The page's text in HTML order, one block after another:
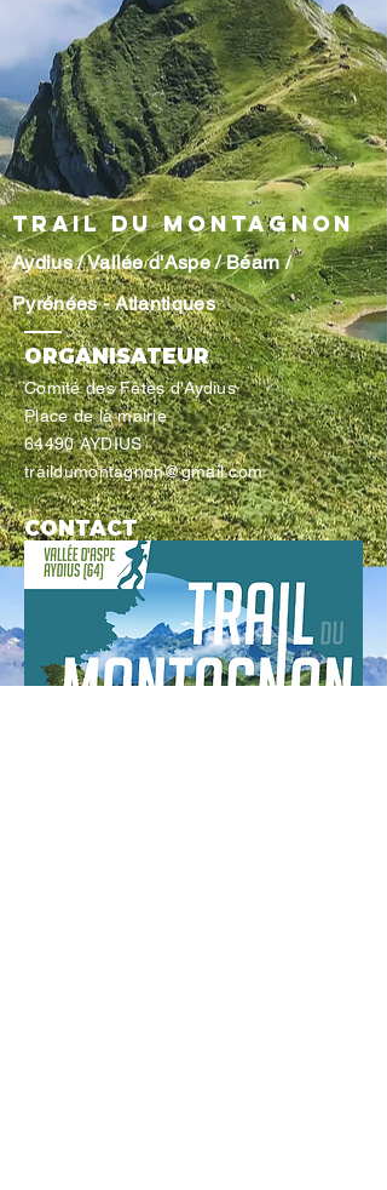
TRAIL DU MONTAGNON
Aydius / Vallée d'Aspe / Béarn /
Pyrénées - Atlantiques
ORGANISATEUR
Comité des Fêtes d'Aydius
Place de la mairie
64490 AYDIUS
traildumontagnon@gmail.com
CONTACT